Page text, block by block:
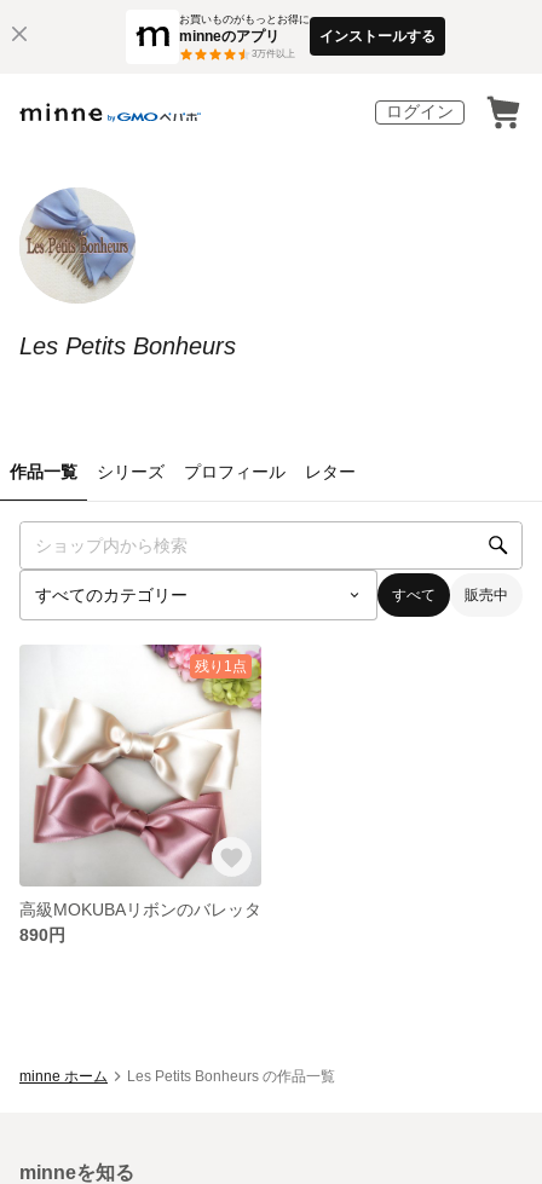
お買いものがもっとお得に
minneのアプリ
3万件以上
インストールする
ログイン
Les Petits Bonheurs
作品一覧 シリーズ プロフィール レター
すべて 販売中
残り1点
高級MOKUBAリボンのバレッタ
890円
minne ホーム Les Petits Bonheurs の作品一覧
minneを知る